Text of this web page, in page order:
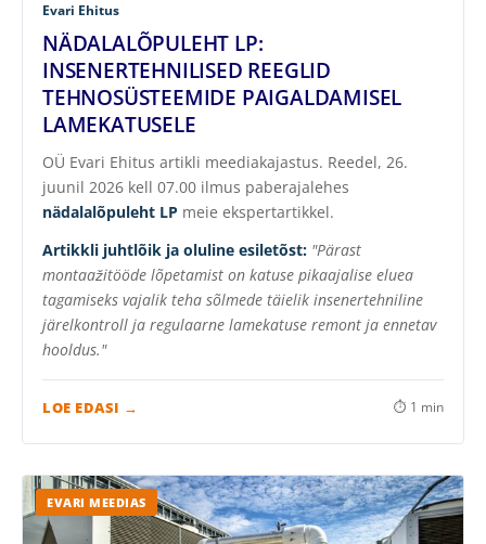
Evari Ehitus
NÄDALALÕPULEHT LP:
INSENERTEHNILISED REEGLID
TEHNOSÜSTEEMIDE PAIGALDAMISEL
LAMEKATUSELE
OÜ Evari Ehitus artikli meediakajastus. Reedel, 26.
juunil 2026 kell 07.00 ilmus paberajalehes
nädalalõpuleht LP meie ekspertartikkel.
Artikkli juhtlõik ja oluline esiletõst: "Pärast
montaažitööde lõpetamist on katuse pikaajalise eluea
tagamiseks vajalik teha sõlmede täielik insenertehniline
järelkontroll ja regulaarne lamekatuse remont ja ennetav
hooldus."
LOE EDASI → ⏱ 1 min
EVARI MEEDIAS